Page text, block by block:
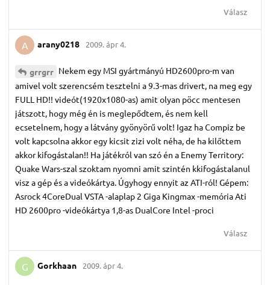
Válasz
A arany0218 2009. ápr 4.
grrgrr Nekem egy MSI gyártmányú HD2600pro-m van
amivel volt szerencsém tesztelni a 9.3-mas drivert, na meg egy
FULL HD!! videót(1920x1080-as) amit olyan pöcc mentesen
játszott, hogy még én is meglepődtem, és nem kell
ecsetelnem, hogy a látvány gyönyörű volt! Igaz ha Compiz be
volt kapcsolna akkor egy kicsit zizi volt néha, de ha kilőttem
akkor kifogástalan!! Ha játékról van szó én a Enemy Territory:
Quake Wars-szal szoktam nyomni amit szintén kkifogástalanul
visz a gép és a videókártya. Úgyhogy ennyit az ATI-ról! Gépem:
Asrock 4CoreDual VSTA -alaplap 2 Giga Kingmax -memória Ati
HD 2600pro -videókártya 1,8-as DualCore Intel -proci
Válasz
G Gorkhaan 2009. ápr 4.